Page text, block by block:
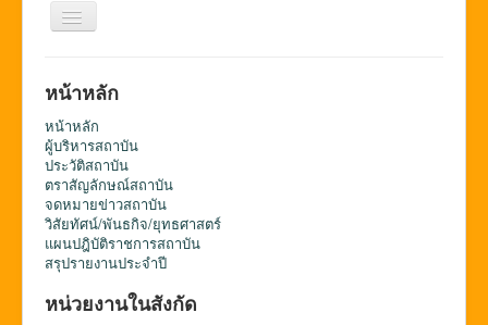
สลับ
เน
ชั่น
หน้าหลัก
หน้าหลัก
ผู้บริหารสถาบัน
ประวัติสถาบัน
ตราสัญลักษณ์สถาบัน
จดหมายข่าวสถาบัน
วิสัยทัศน์/พันธกิจ/ยุทธศาสตร์
แผนปฎิบัติราชการสถาบัน
สรุปรายงานประจำปี
หน่วยงานในสังกัด